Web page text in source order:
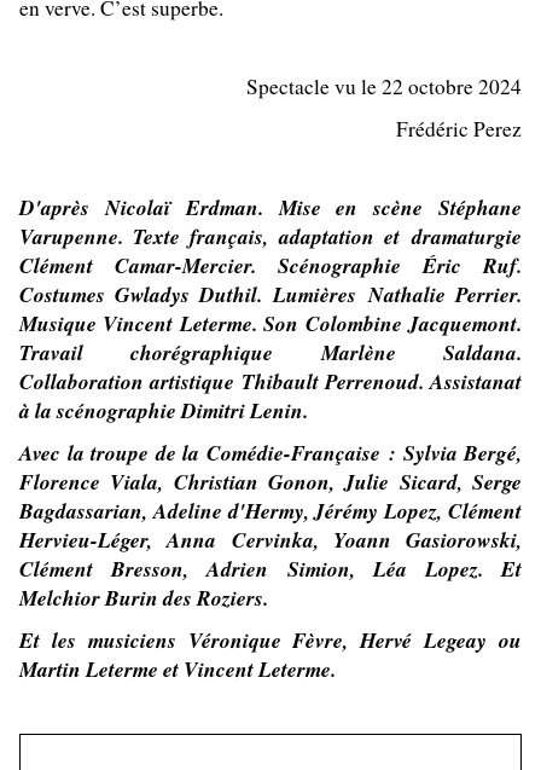
en verve. C’est superbe.
Spectacle vu le 22 octobre 2024
Frédéric Perez
D'après Nicolaï Erdman. Mise en scène Stéphane
Varupenne. Texte français, adaptation et dramaturgie
Clément Camar-Mercier. Scénographie Éric Ruf.
Costumes Gwladys Duthil. Lumières Nathalie Perrier.
Musique Vincent Leterme. Son Colombine Jacquemont.
Travail chorégraphique Marlène Saldana.
Collaboration artistique Thibault Perrenoud. Assistanat
à la scénographie Dimitri Lenin.
Avec la troupe de la Comédie-Française : Sylvia Bergé,
Florence Viala, Christian Gonon, Julie Sicard, Serge
Bagdassarian, Adeline d'Hermy, Jérémy Lopez, Clément
Hervieu-Léger, Anna Cervinka, Yoann Gasiorowski,
Clément Bresson, Adrien Simion, Léa Lopez. Et
Melchior Burin des Roziers.
Et les musiciens Véronique Fèvre, Hervé Legeay ou
Martin Leterme et Vincent Leterme.